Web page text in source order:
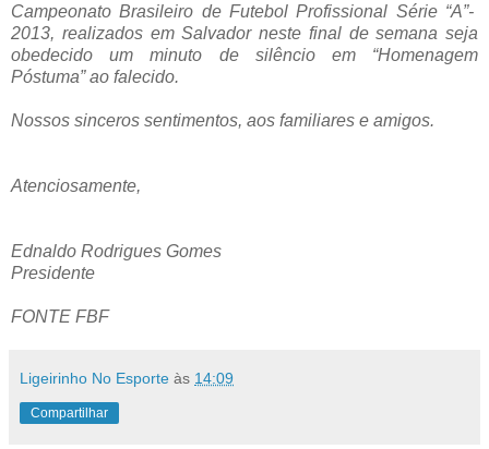
Campeonato Brasileiro de Futebol Profissional Série “A”-
2013, realizados em Salvador neste final de semana seja
obedecido um minuto de silêncio em “Homenagem
Póstuma” ao falecido.
Nossos sinceros sentimentos, aos familiares e amigos.
Atenciosamente,
Ednaldo Rodrigues Gomes
Presidente
FONTE FBF
Ligeirinho No Esporte às 14:09
Compartilhar